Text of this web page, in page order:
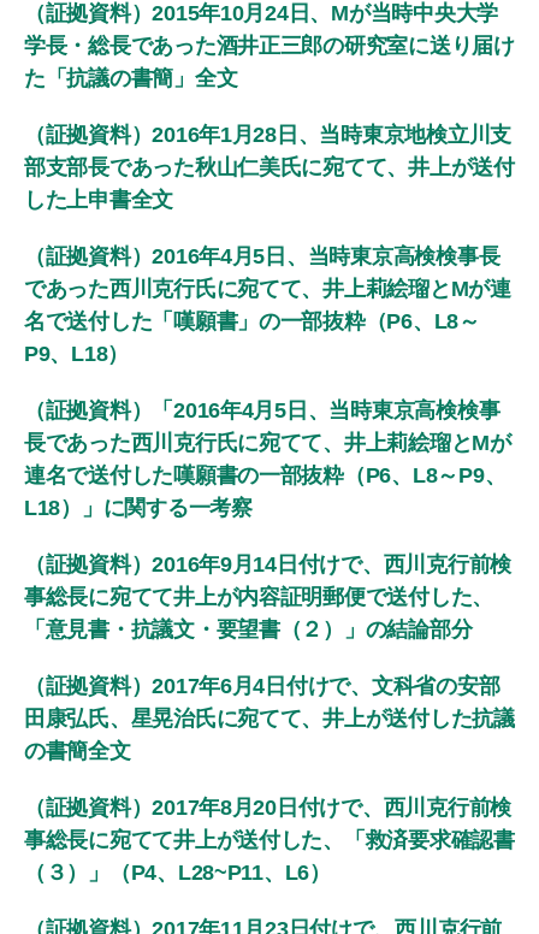
（証拠資料）2015年10月24日、Mが当時中央大学
学長・総長であった酒井正三郎の研究室に送り届け
た「抗議の書簡」全文
（証拠資料）2016年1月28日、当時東京地検立川支
部支部長であった秋山仁美氏に宛てて、井上が送付
した上申書全文
（証拠資料）2016年4月5日、当時東京高検検事長
であった西川克行氏に宛てて、井上莉絵瑠とMが連
名で送付した「嘆願書」の一部抜粋（P6、L8～
P9、L18）
（証拠資料）「2016年4月5日、当時東京高検検事
長であった西川克行氏に宛てて、井上莉絵瑠とMが
連名で送付した嘆願書の一部抜粋（P6、L8～P9、
L18）」に関する一考察
（証拠資料）2016年9月14日付けで、西川克行前検
事総長に宛てて井上が内容証明郵便で送付した、
「意見書・抗議文・要望書（２）」の結論部分
（証拠資料）2017年6月4日付けで、文科省の安部
田康弘氏、星晃治氏に宛てて、井上が送付した抗議
の書簡全文
（証拠資料）2017年8月20日付けで、西川克行前検
事総長に宛てて井上が送付した、「救済要求確認書
（３）」（P4、L28~P11、L6）
（証拠資料）2017年11月23日付けで、西川克行前